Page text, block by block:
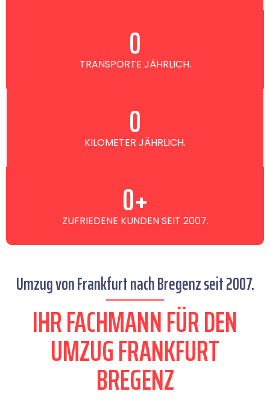
TRANSPORTE JÄHRLICH.
0
KILOMETER JÄHRLICH.
0
ZUFRIEDENE KUNDEN SEIT 2007.
0+
Umzug von Frankfurt nach Bregenz seit 2007.
IHR FACHMANN FÜR DEN
UMZUG FRANKFURT
BREGENZ